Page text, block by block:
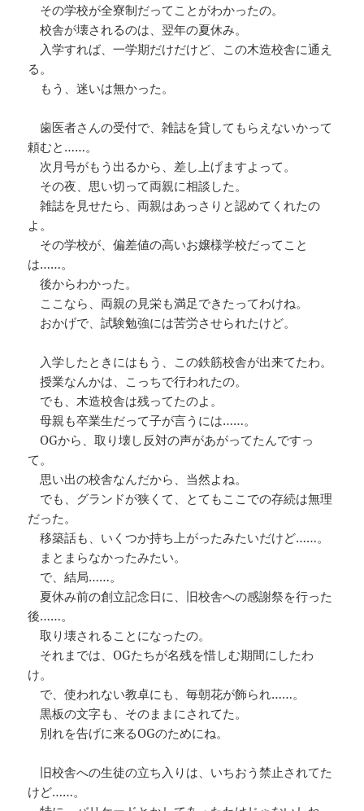
その学校が全寮制だってことがわかったの。
校舎が壊されるのは、翌年の夏休み。
入学すれば、一学期だけだけど、この木造校舎に通え
る。
もう、迷いは無かった。
歯医者さんの受付で、雑誌を貸してもらえないかって
頼むと……。
次月号がもう出るから、差し上げますよって。
その夜、思い切って両親に相談した。
雑誌を見せたら、両親はあっさりと認めてくれたの
よ。
その学校が、偏差値の高いお嬢様学校だってこと
は……。
後からわかった。
ここなら、両親の見栄も満足できたってわけね。
おかげで、試験勉強には苦労させられたけど。
入学したときにはもう、この鉄筋校舎が出来てたわ。
授業なんかは、こっちで行われたの。
でも、木造校舎は残ってたのよ。
母親も卒業生だって子が言うには……。
OGから、取り壊し反対の声があがってたんですっ
て。
思い出の校舎なんだから、当然よね。
でも、グランドが狭くて、とてもここでの存続は無理
だった。
移築話も、いくつか持ち上がったみたいだけど……。
まとまらなかったみたい。
で、結局……。
夏休み前の創立記念日に、旧校舎への感謝祭を行った
後……。
取り壊されることになったの。
それまでは、OGたちが名残を惜しむ期間にしたわ
け。
で、使われない教卓にも、毎朝花が飾られ……。
黒板の文字も、そのままにされてた。
別れを告げに来るOGのためにね。
旧校舎への生徒の立ち入りは、いちおう禁止されてた
けど……。